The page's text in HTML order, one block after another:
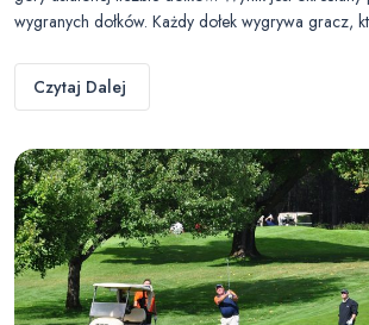
wygranych dołków. Każdy dołek wygrywa gracz,
Czytaj Dalej